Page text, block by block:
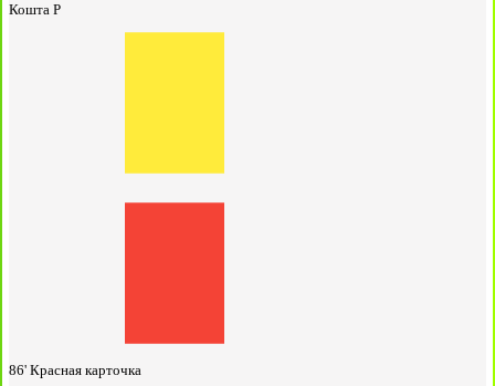
Кошта Р
86' Красная карточка